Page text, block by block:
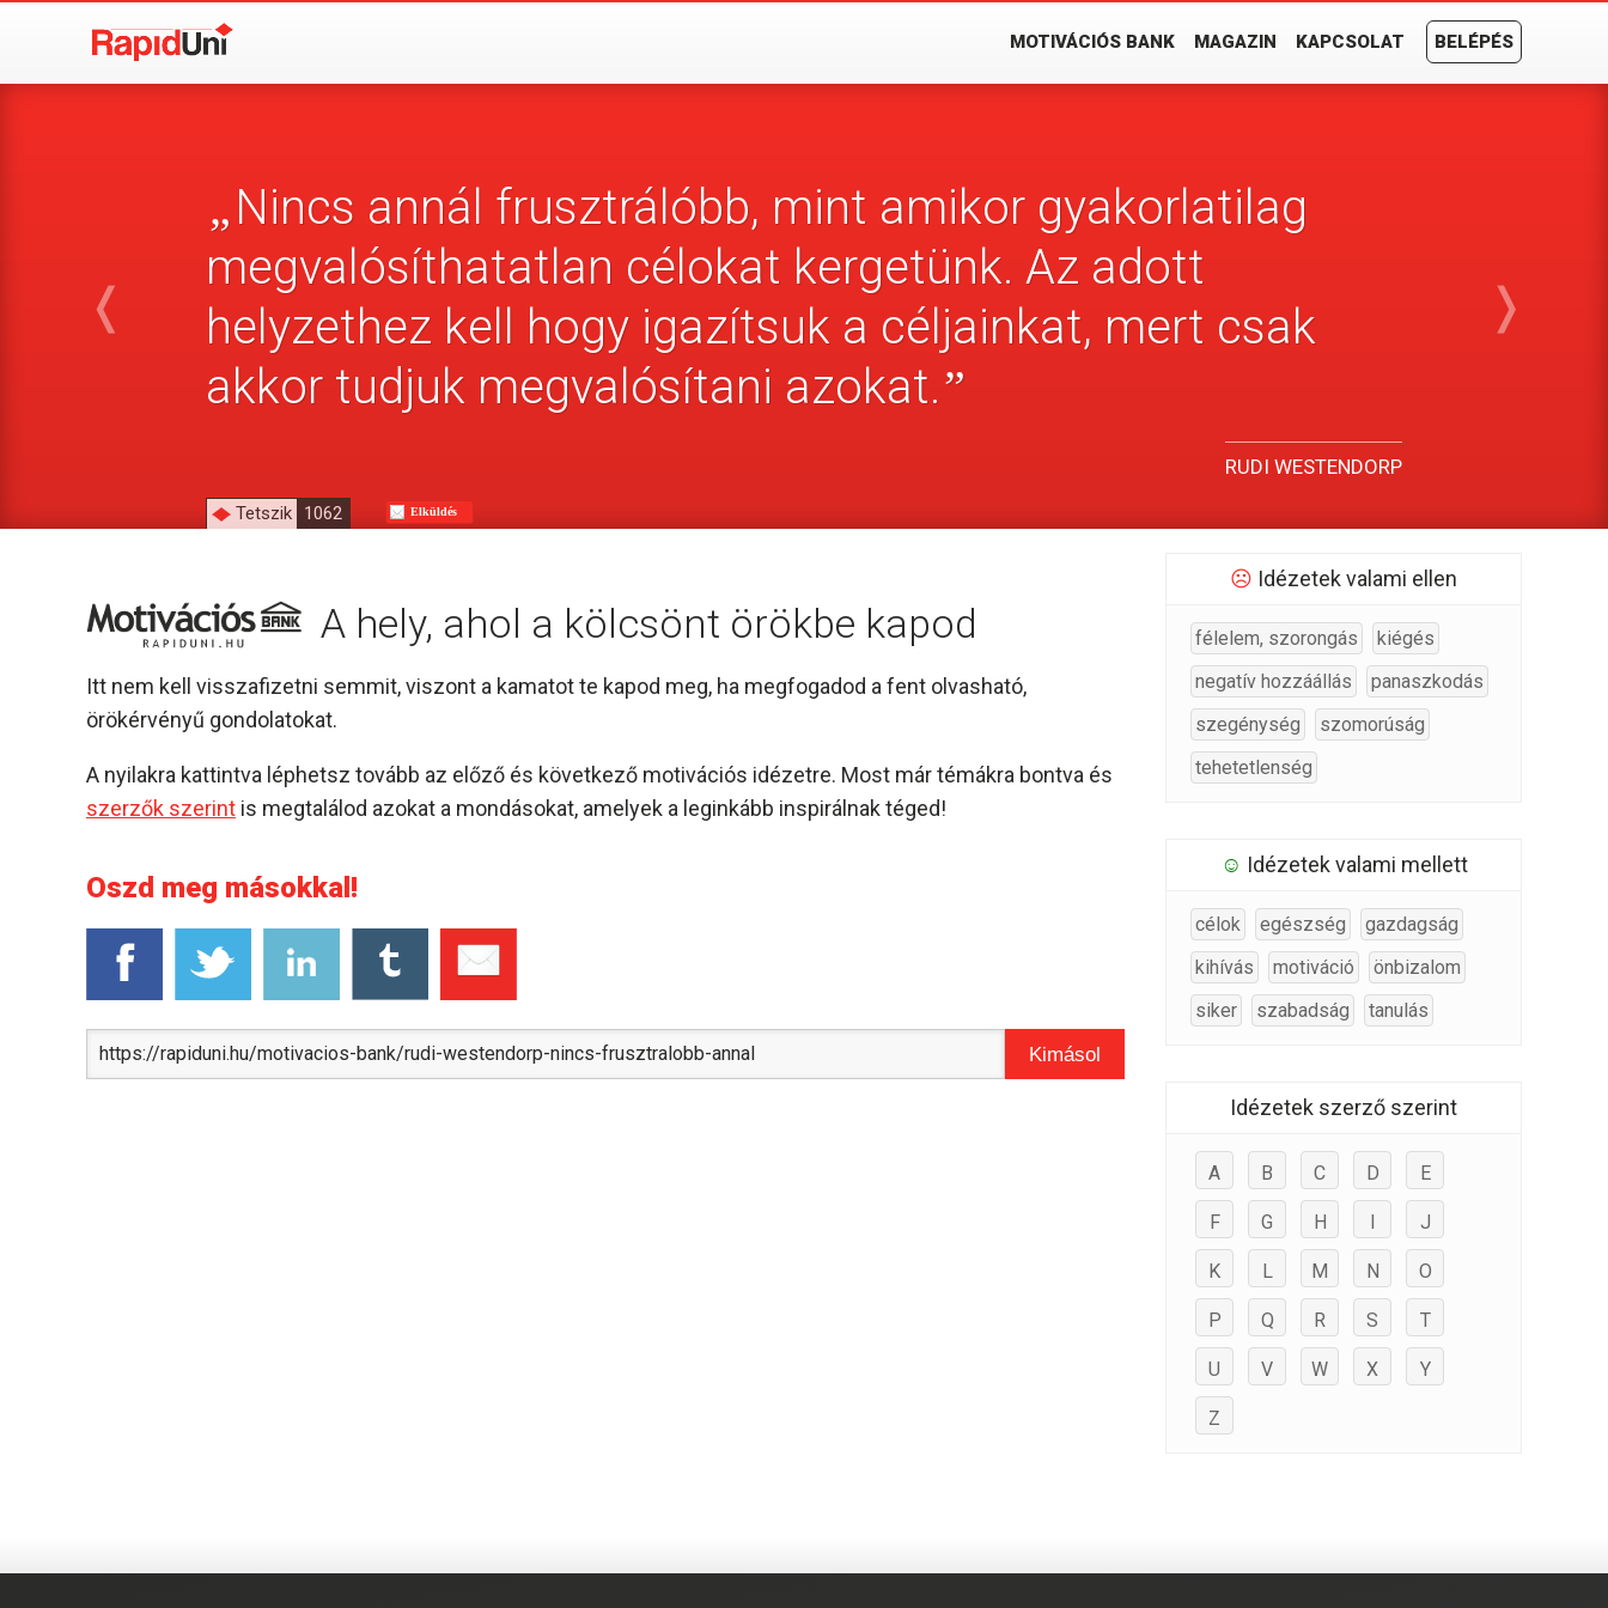
MOTIVÁCIÓS BANK MAGAZIN KAPCSOLAT BELÉPÉS
❬
„Nincs annál frusztrálóbb, mint amikor gyakorlatilag
megvalósíthatatlan célokat kergetünk. Az adott
helyzethez kell hogy igazítsuk a céljainkat, mert csak
akkor tudjuk megvalósítani azokat.”
RUDI WESTENDORP
❭
Tetszik 1062 Elküldés
A hely, ahol a kölcsönt örökbe kapod
Itt nem kell visszafizetni semmit, viszont a kamatot te kapod meg, ha megfogadod a fent olvasható,
örökérvényű gondolatokat.
A nyilakra kattintva léphetsz tovább az előző és következő motivációs idézetre. Most már témákra bontva és
szerzők szerint is megtalálod azokat a mondásokat, amelyek a leginkább inspirálnak téged!
Oszd meg másokkal!
Kimásol
☹ Idézetek valami ellen
félelem, szorongás
kiégés
negatív hozzáállás
panaszkodás
szegénység
szomorúság
tehetetlenség
☺ Idézetek valami mellett
célok egészség
gazdagság
kihívás
motiváció
önbizalom
siker
szabadság tanulás
Idézetek szerző szerint
A B C D E
F G H I J
K L M N O
P Q R S T
U V W X Y
Z